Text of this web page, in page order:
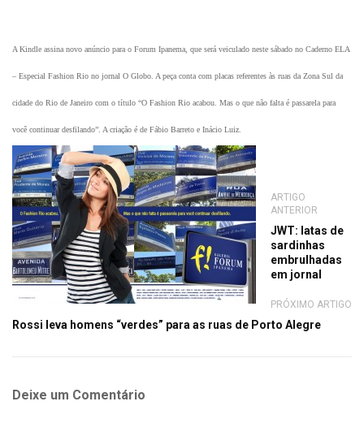
A Kindle assina novo anúncio para o Forum Ipanema, que será veiculado neste sábado no Caderno ELA
– Especial Fashion Rio no jornal O Globo. A peça conta com placas referentes às ruas da Zona Sul da
cidade do Rio de Janeiro com o título “O Fashion Rio acabou. Mas o que não falta é passarela para
você continuar desfilando”. A criação é de Fábio Barreto e Inácio Luiz.
ARTIGO
ANTERIOR
JWT: latas de
sardinhas
embrulhadas
em jornal
PRÓXIMO ARTIGO
Rossi leva homens “verdes” para as ruas de Porto Alegre
Deixe um Comentário